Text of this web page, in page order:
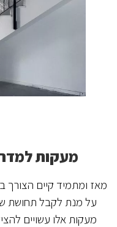
מעקות
מאז ומתמיד קיים הצורך
על מנת לקבל תחושת
מעקות אלו עשויים